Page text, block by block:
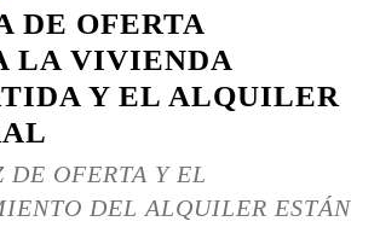
DE OFERTA
LA VIVIENDA
Y EL ALQUILER
DE OFERTA Y EL
DEL ALQUILER ESTÁN